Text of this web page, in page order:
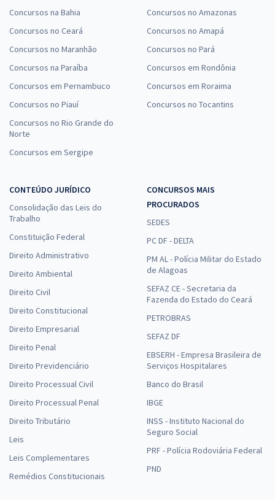
Concursos na Bahia
Concursos no Ceará
Concursos no Maranhão
Concursos na Paraíba
Concursos em Pernambuco
Concursos no Piauí
Concursos no Rio Grande do
Norte
Concursos em Sergipe
Concursos no Amazonas
Concursos no Amapá
Concursos no Pará
Concursos em Rondônia
Concursos em Roraima
Concursos no Tocantins
CONTEÚDO JURÍDICO
Consolidação das Leis do
Trabalho
Constituição Federal
Direito Administrativo
Direito Ambiental
Direito Civil
Direito Constitucional
Direito Empresarial
Direito Penal
Direito Previdenciário
Direito Processual Civil
Direito Processual Penal
Direito Tributário
Leis
Leis Complementares
Remédios Constitucionais
CONCURSOS MAIS
PROCURADOS
SEDES
PC DF - DELTA
PM AL - Polícia Militar do Estado
de Alagoas
SEFAZ CE - Secretaria da
Fazenda do Estado do Ceará
PETROBRAS
SEFAZ DF
EBSERH - Empresa Brasileira de
Serviços Hospitalares
Banco do Brasil
IBGE
INSS - Instituto Nacional do
Seguro Social
PRF - Polícia Rodoviária Federal
PND